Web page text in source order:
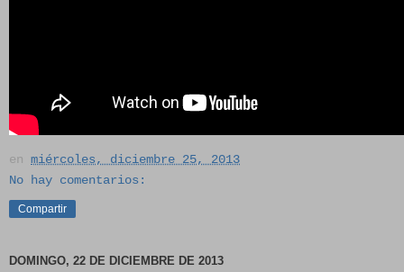
en miércoles, diciembre 25, 2013
No hay comentarios:
Compartir
DOMINGO, 22 DE DICIEMBRE DE 2013